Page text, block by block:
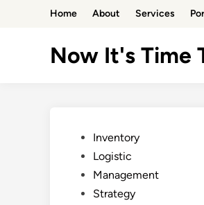
Home About Services
Now It's Time
PostedInventory
Logistic
Management
Strategy